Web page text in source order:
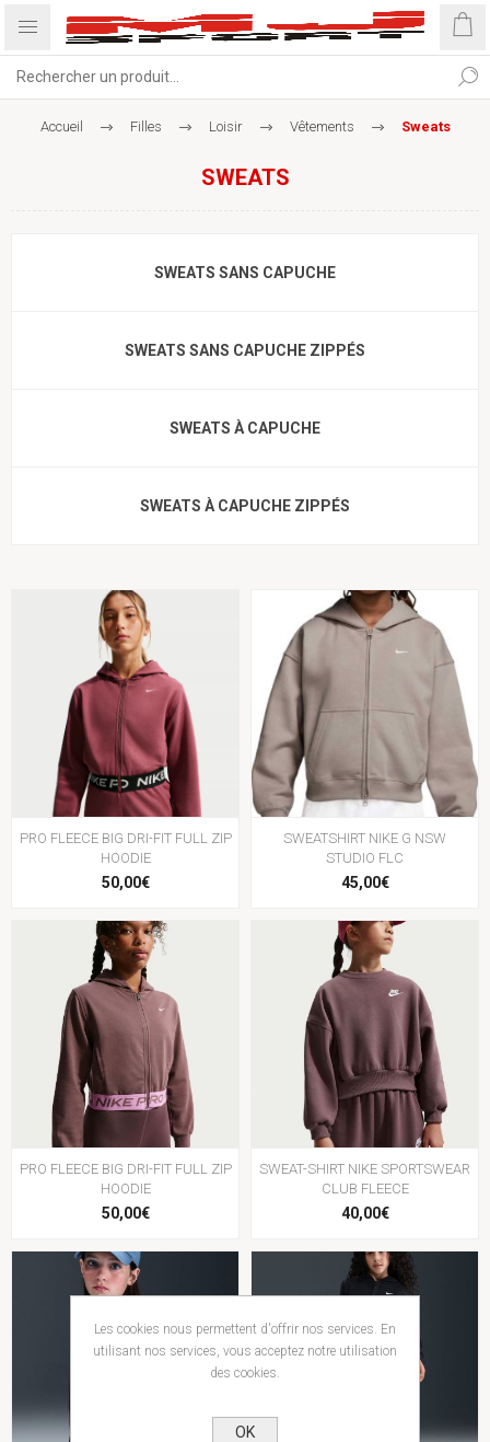
Accueil Filles Loisir Vêtements Sweats
SWEATS
SWEATS SANS CAPUCHE
SWEATS SANS CAPUCHE ZIPPÉS
SWEATS À CAPUCHE
SWEATS À CAPUCHE ZIPPÉS
PRO FLEECE BIG DRI-FIT FULL ZIP
HOODIE
50,00€
SWEATSHIRT NIKE G NSW
STUDIO FLC
45,00€
PRO FLEECE BIG DRI-FIT FULL ZIP
HOODIE
50,00€
SWEAT-SHIRT NIKE SPORTSWEAR
CLUB FLEECE
40,00€
Les cookies nous permettent d'offrir nos services. En
utilisant nos services, vous acceptez notre utilisation
des cookies.
OK